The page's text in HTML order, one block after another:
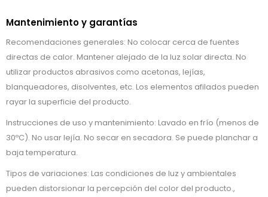
Mantenimiento y garantías
Recomendaciones generales: No colocar cerca de fuentes
directas de calor. Mantener alejado de la luz solar directa. No
utilizar productos abrasivos como acetonas, lejías,
blanqueadores, disolventes, etc. Los elementos afilados pueden
rayar la superficie del producto.
Instrucciones de uso y mantenimiento: Lavado en frío (menos de
30ºC). No usar lejía. No secar en secadora. Se puede planchar a
baja temperatura.
Tipos de variaciones: Las condiciones de luz y ambientales
pueden distorsionar la percepción del color del producto.,